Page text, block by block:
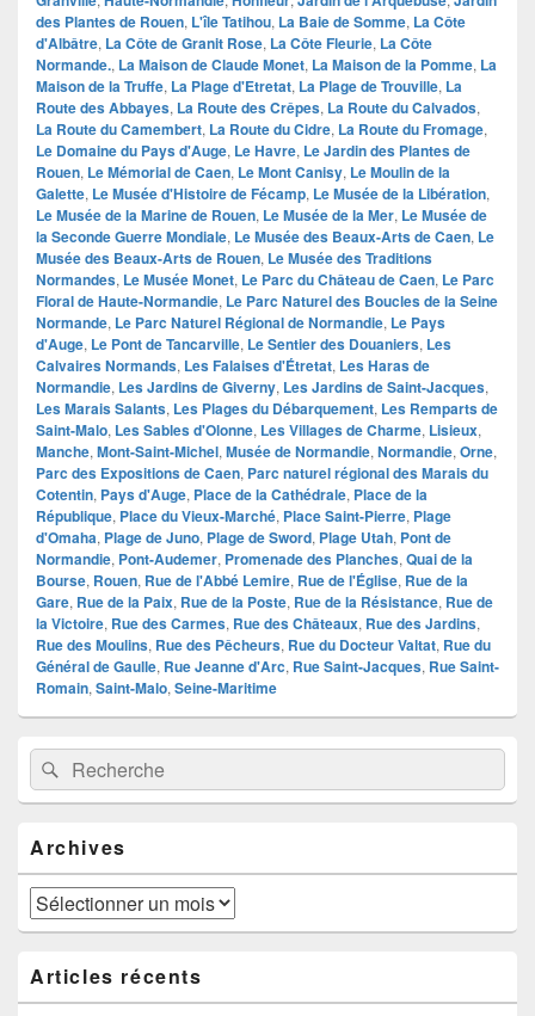
des Plantes de Rouen, L'île Tatihou, La Baie de Somme, La Côte
d'Albâtre, La Côte de Granit Rose, La Côte Fleurie, La Côte
Normande., La Maison de Claude Monet, La Maison de la Pomme, La
Maison de la Truffe, La Plage d'Etretat, La Plage de Trouville, La
Route des Abbayes, La Route des Crêpes, La Route du Calvados,
La Route du Camembert, La Route du Cidre, La Route du Fromage,
Le Domaine du Pays d'Auge, Le Havre, Le Jardin des Plantes de
Rouen, Le Mémorial de Caen, Le Mont Canisy, Le Moulin de la
Galette, Le Musée d'Histoire de Fécamp, Le Musée de la Libération,
Le Musée de la Marine de Rouen, Le Musée de la Mer, Le Musée de
la Seconde Guerre Mondiale, Le Musée des Beaux-Arts de Caen, Le
Musée des Beaux-Arts de Rouen, Le Musée des Traditions
Normandes, Le Musée Monet, Le Parc du Château de Caen, Le Parc
Floral de Haute-Normandie, Le Parc Naturel des Boucles de la Seine
Normande, Le Parc Naturel Régional de Normandie, Le Pays
d'Auge, Le Pont de Tancarville, Le Sentier des Douaniers, Les
Calvaires Normands, Les Falaises d'Étretat, Les Haras de
Normandie, Les Jardins de Giverny, Les Jardins de Saint-Jacques,
Les Marais Salants, Les Plages du Débarquement, Les Remparts de
Saint-Malo, Les Sables d'Olonne, Les Villages de Charme, Lisieux,
Manche, Mont-Saint-Michel, Musée de Normandie, Normandie, Orne,
Parc des Expositions de Caen, Parc naturel régional des Marais du
Cotentin, Pays d'Auge, Place de la Cathédrale, Place de la
République, Place du Vieux-Marché, Place Saint-Pierre, Plage
d'Omaha, Plage de Juno, Plage de Sword, Plage Utah, Pont de
Normandie, Pont-Audemer, Promenade des Planches, Quai de la
Bourse, Rouen, Rue de l'Abbé Lemire, Rue de l'Église, Rue de la
Gare, Rue de la Paix, Rue de la Poste, Rue de la Résistance, Rue de
la Victoire, Rue des Carmes, Rue des Châteaux, Rue des Jardins,
Rue des Moulins, Rue des Pêcheurs, Rue du Docteur Valtat, Rue du
Général de Gaulle, Rue Jeanne d'Arc, Rue Saint-Jacques, Rue Saint-
Romain, Saint-Malo, Seine-Maritime
Zone
principale
de
widget
barre
latérale
Recherche :Rechercher
Archives
Archives
Articles récents